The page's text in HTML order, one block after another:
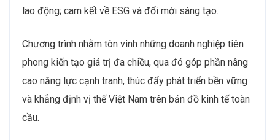
lao động; cam kết về ESG và đổi mới sáng tạo.
Chương trình nhằm tôn vinh những doanh nghiệp tiên
phong kiến tạo giá trị đa chiều, qua đó góp phần nâng
cao năng lực cạnh tranh, thúc đẩy phát triển bền vững
và khẳng định vị thế Việt Nam trên bản đồ kinh tế toàn
cầu.